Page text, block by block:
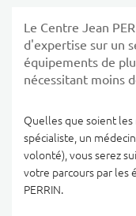
Le Centre Jean
d'expertise sur un
équipements de
nécessitant moins
Quelles que soient les
spécialiste, un
volonté), vous serez
votre parcours par les
PERRIN.